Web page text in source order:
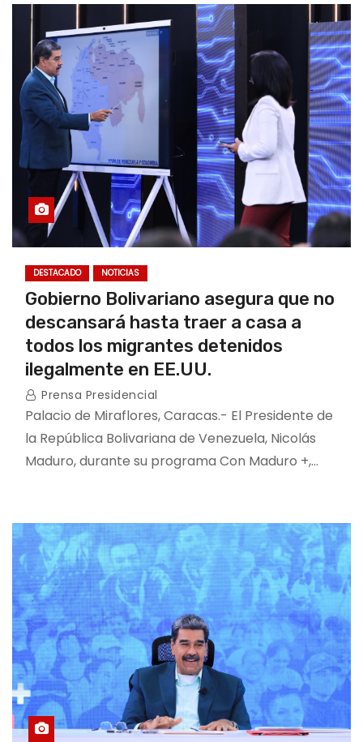
DESTACADO NOTICIAS
Gobierno Bolivariano asegura que no
descansará hasta traer a casa a
todos los migrantes detenidos
ilegalmente en EE.UU.
Prensa Presidencial
Palacio de Miraflores, Caracas.- El Presidente de
la República Bolivariana de Venezuela, Nicolás
Maduro, durante su programa Con Maduro +,…